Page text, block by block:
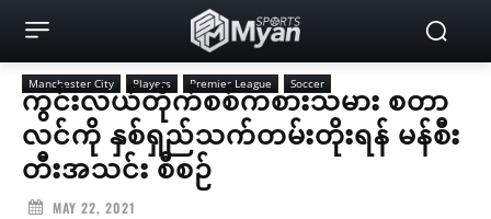
Manchester City Players Premier League Soccer
ကွင်းလယ်တိုက်စစ်ကစားသမား စတာ
လင်ကို နှစ်ရှည်သက်တမ်းတိုးရန် မန်စီး
တီးအသင်း စီစဉ်
MAY 22, 2021